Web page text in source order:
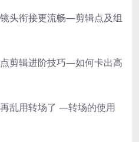
头衔接更流畅—剪辑点及组
剪辑进阶技巧—如何卡出高
乱用转场了 —转场的使用